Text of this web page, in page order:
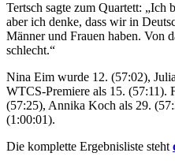
Tertsch sagte zum Quartett: „Ich
aber ich denke, dass wir in
Männer und Frauen haben. Von
schlecht.“
Nina Eim wurde 12. (57:02),
WTCS-Premiere als 15. (57:11).
(57:25), Annika Koch als 29.
(1:00:01).
Die komplette Ergebnisliste steht